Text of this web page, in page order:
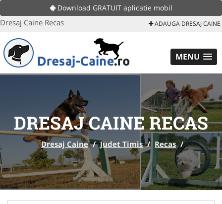
Download GRATUIT aplicatie mobil
Dresaj Caine Recas ADAUGA DRESAJ CAINE
MENU
DRESAJ CAINE RECAS
Dresaj Caine / Judet Timis / Recas /